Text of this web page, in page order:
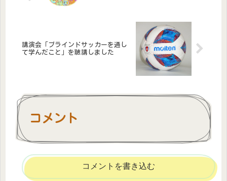
講演会「ブラインドサッカーを通し
て学んだこと」を聴講しました
コメント
コメントを書き込む